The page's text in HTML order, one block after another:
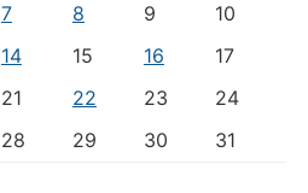
7 8 9
10
14 15 16
17
21 22 23
24
28 29 30 31